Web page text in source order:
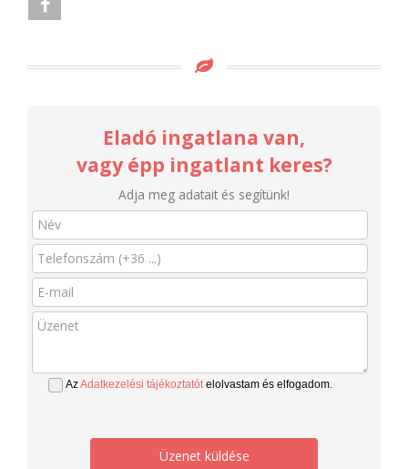
Eladó ingatlana van,
vagy épp ingatlant keres?
Adja meg adatait és segítünk!
AzAdatkezelési tájékoztatótelolvastam és elfogadom.
Üzenet küldése